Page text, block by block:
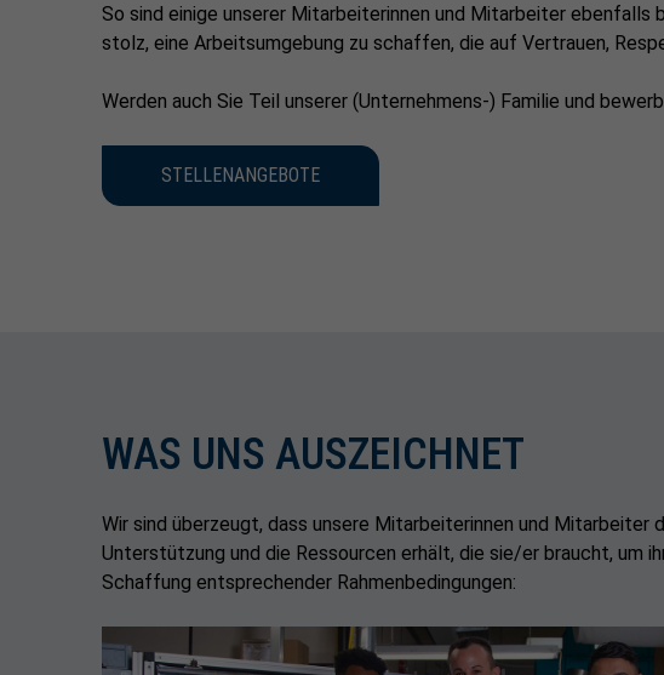
So sind einige unserer Mitarbeiterinnen und Mitarbeiter ebenfalls
stolz, eine Arbeitsumgebung zu schaffen, die auf Vertrauen,
Werden auch Sie Teil unserer (Unternehmens-) Familie und
STELLENANGEBOTE
WAS UNS AUSZEICHNET
Wir sind überzeugt, dass unsere Mitarbeiterinnen und Mitarbeiter
Unterstützung und die Ressourcen erhält, die sie/er braucht, um
Schaffung entsprechender Rahmenbedingungen: